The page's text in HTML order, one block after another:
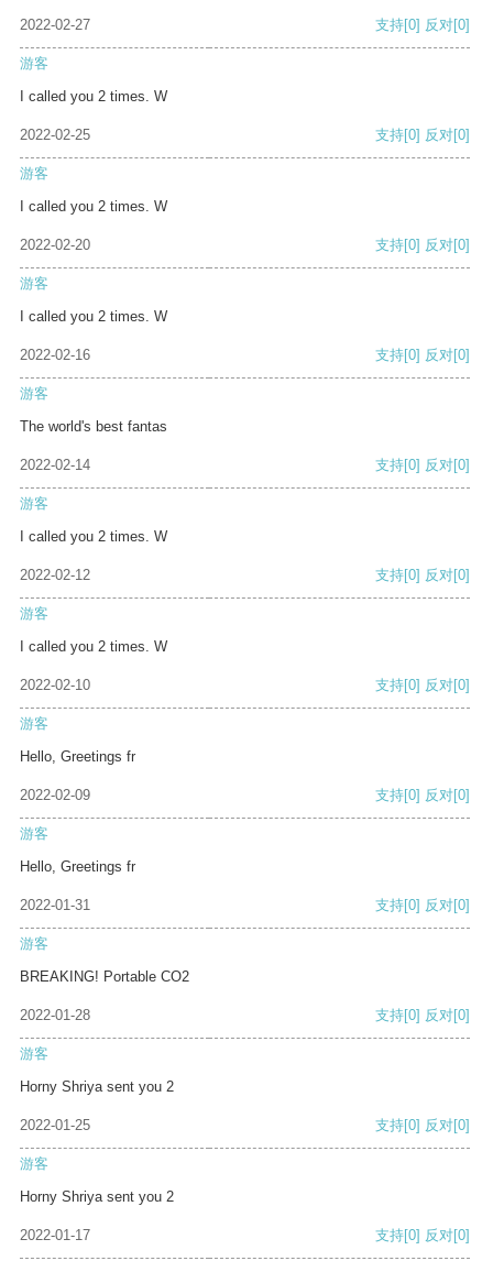
2022-02-27 支持[0] 反对[0]
游客
I called you 2 times. W
2022-02-25 支持[0] 反对[0]
游客
I called you 2 times. W
2022-02-20 支持[0] 反对[0]
游客
I called you 2 times. W
2022-02-16 支持[0] 反对[0]
游客
The world's best fantas
2022-02-14 支持[0] 反对[0]
游客
I called you 2 times. W
2022-02-12 支持[0] 反对[0]
游客
I called you 2 times. W
2022-02-10 支持[0] 反对[0]
游客
Hello, Greetings fr
2022-02-09 支持[0] 反对[0]
游客
Hello, Greetings fr
2022-01-31 支持[0] 反对[0]
游客
BREAKING! Portable CO2
2022-01-28 支持[0] 反对[0]
游客
Horny Shriya sent you 2
2022-01-25 支持[0] 反对[0]
游客
Horny Shriya sent you 2
2022-01-17 支持[0] 反对[0]